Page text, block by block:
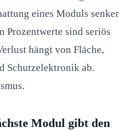
eines Moduls
Prozentwerte sind seriös
hängt von Fläche,
Schutzelektronik ab.
Modul gibt den